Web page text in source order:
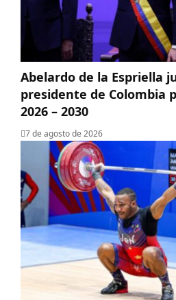
Abelardo de la Espriella
presidente de Colombia
2026 – 2030
7 de agosto de 2026